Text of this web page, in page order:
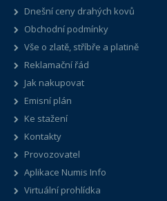
Dnešní ceny drahých kovů
Obchodní podmínky
Vše o zlatě, stříbře a platině
Reklamační řád
Jak nakupovat
Emisní plán
Ke stažení
Kontakty
Provozovatel
Aplikace Numis Info
Virtuální prohlídka